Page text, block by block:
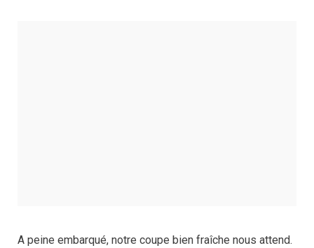
A peine embarqué, notre coupe bien fraîche nous attend.